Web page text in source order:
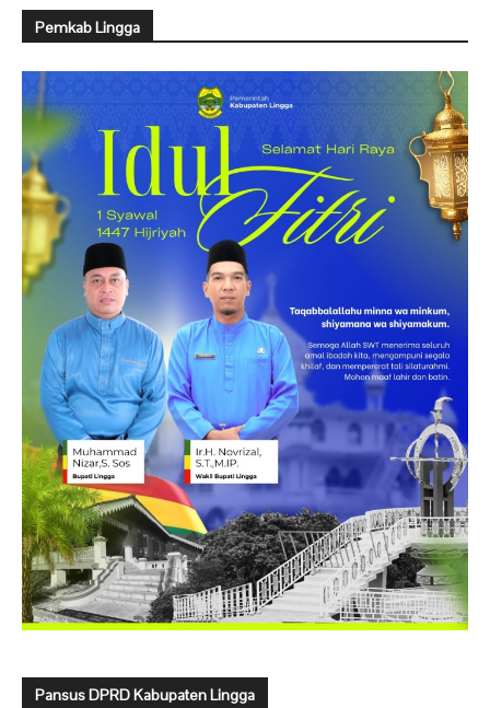
Pemkab Lingga
Pansus DPRD Kabupaten Lingga